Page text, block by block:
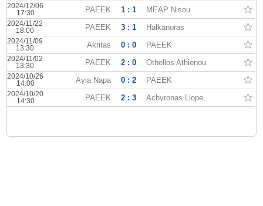
2024/12/06
17:30
PAEEK 1 : 1 MEAP Nisou
2024/11/22
18:00
PAEEK 3 : 1 Halkanoras
2024/11/09
13:30
Akritas 0 : 0 PAEEK
2024/11/02
13:30
PAEEK 2 : 0 Othellos Athienou
2024/10/26
14:00
Ayia Napa 0 : 2 PAEEK
2024/10/20
14:30
PAEEK 2 : 3 Achyronas Liopetriou